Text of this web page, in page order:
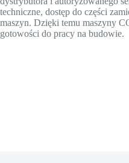
techniczne, dostęp do części
maszyn. Dzięki temu maszyny
gotowości do pracy na budowie.